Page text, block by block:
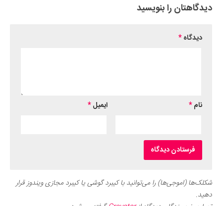
دیدگاهتان را بنویسید
دیدگاه*
نام* ایمیل*
شکلک‌ها (اموجی‌ها) را می‌توانید با کیبرد گوشی یا کیبرد مجازی ویندوز قرار
دهید.